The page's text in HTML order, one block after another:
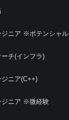
ジニア ※ポテンシャル
ーチ(インフラ)
ジニア(C++)
ジニア ※微経験